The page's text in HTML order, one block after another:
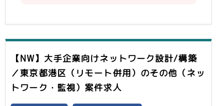
【NW】大手企業向けネットワーク設計/構築
／東京都港区（リモート併用） のその他（ネッ
トワーク・監視）案件求人